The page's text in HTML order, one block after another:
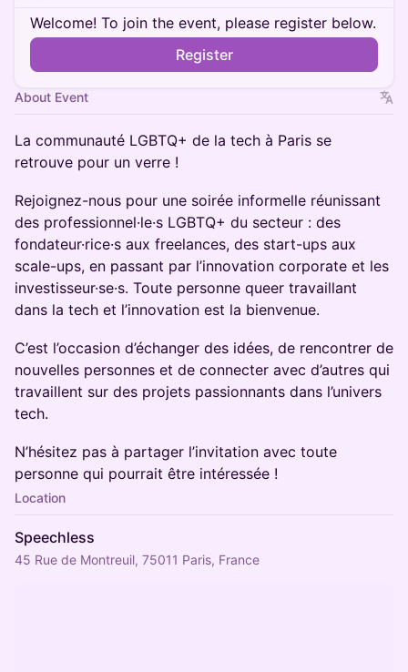
Welcome! To join the event, please register below.
Register
About Event
La communauté LGBTQ+ de la tech à Paris se
retrouve pour un verre !
Rejoignez-nous pour une soirée informelle réunissant
des professionnel·le·s LGBTQ+ du secteur : des
fondateur·rice·s aux freelances, des start-ups aux
scale-ups, en passant par l’innovation corporate et les
investisseur·se·s. Toute personne queer travaillant
dans la tech et l’innovation est la bienvenue.
C’est l’occasion d’échanger des idées, de rencontrer de
nouvelles personnes et de connecter avec d’autres qui
travaillent sur des projets passionnants dans l’univers
tech.
N’hésitez pas à partager l’invitation avec toute
personne qui pourrait être intéressée !
Location
Speechless
45 Rue de Montreuil, 75011 Paris, France